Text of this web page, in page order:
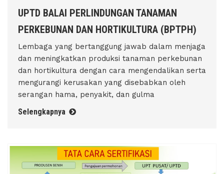
UPTD BALAI PERLINDUNGAN TANAMAN
PERKEBUNAN DAN HORTIKULTURA (BPTPH)
Lembaga yang bertanggung jawab dalam menjaga
dan meningkatkan produksi tanaman perkebunan
dan hortikultura dengan cara mengendalikan serta
mengurangi kerusakan yang disebabkan oleh
serangan hama, penyakit, dan gulma
Selengkapnya